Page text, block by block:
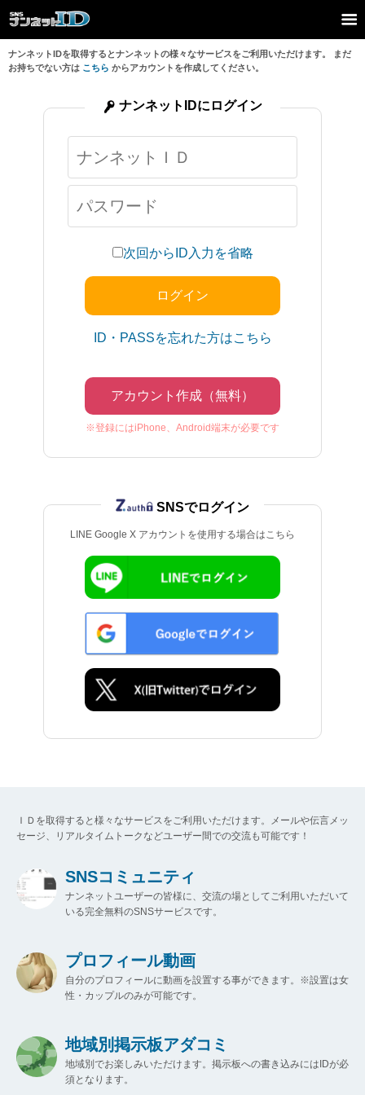
ナンネットIDを取得するとナンネットの様々なサービスをご利用いただけます。 まだ
お持ちでない方は こちら からアカウントを作成してください。
次回からID入力を省略
ID・PASSを忘れた方はこちら
アカウント作成（無料）
※登録にはiPhone、Android端末が必要です
ナンネットIDにログイン
LINE Google X アカウントを使用する場合はこちら
SNSでログイン
ＩＤを取得すると様々なサービスをご利用いただけます。メールや伝言メッ
セージ、リアルタイムトークなどユーザー間での交流も可能です！
SNSコミュニティ
ナンネットユーザーの皆様に、交流の場としてご利用いただいて
いる完全無料のSNSサービスです。
プロフィール動画
自分のプロフィールに動画を設置する事ができます。※設置は女
性・カップルのみが可能です。
地域別掲示板アダコミ
地域別でお楽しみいただけます。掲示板への書き込みにはIDが必
須となります。